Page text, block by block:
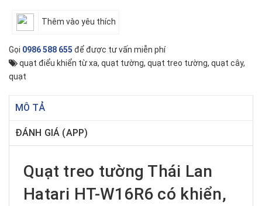
Thêm vào yêu thích
Gọi 0986 588 655 để được tư vấn miễn phí
quạt điểu khiển từ xa, quạt tường, quạt treo tường, quạt cây,
quạt
MÔ TẢ
ĐÁNH GIÁ (APP)
Quạt treo tường Thái Lan
Hatari HT-W16R6 có khiển,